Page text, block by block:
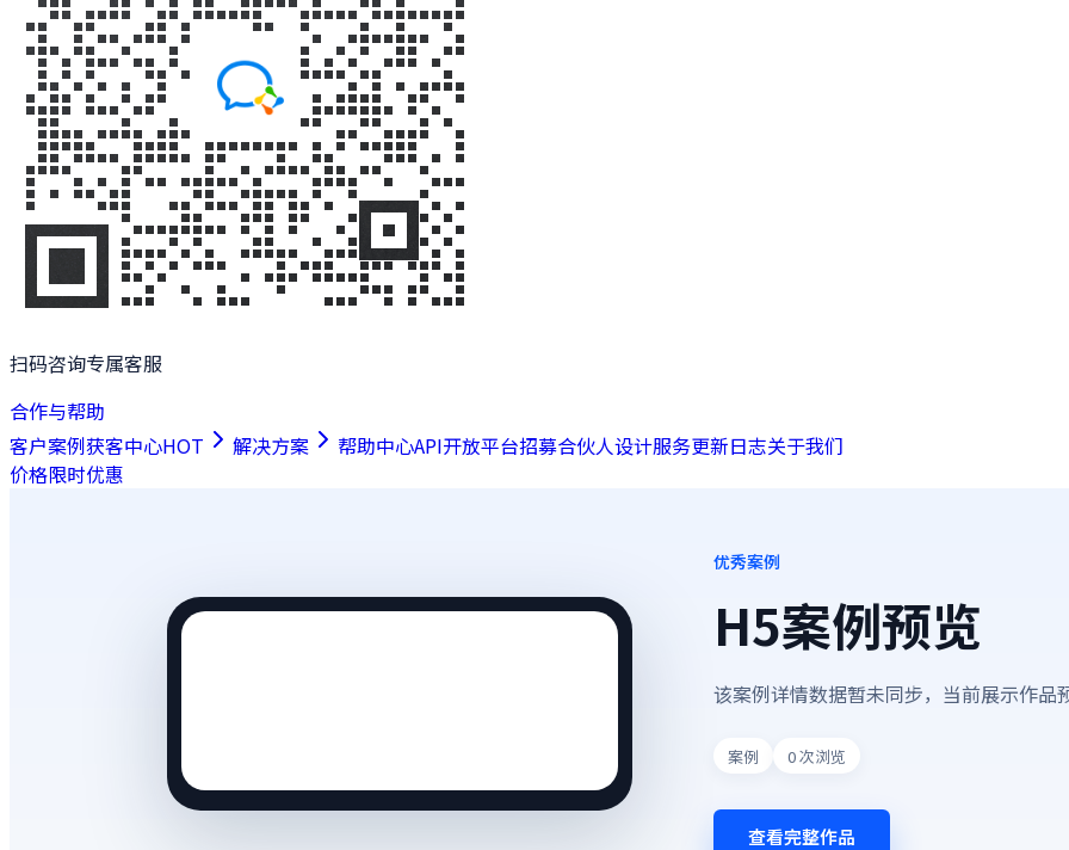
扫码咨询专属客服
合作与帮助
客户案例获客中心HOT 解决方案 帮助中心API开放平台招募合伙人设计服务更新日志关于我们
价格限时优惠
优秀案例
H5案例预览
该案例详情数据暂未同步，当前展示作品
案例 0次浏览
查看完整作品